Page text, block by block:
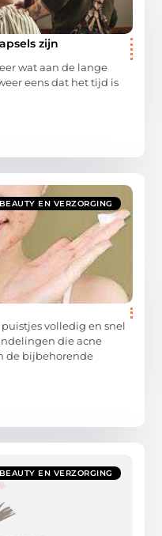
zijn
wat aan de lange
eens dat het tijd is
BEAUTY EN VERZORGING
volledig en snel
die acne
de bijbehorende
BEAUTY EN VERZORGING